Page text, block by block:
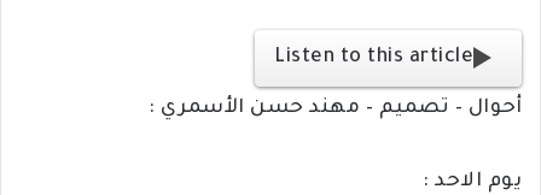
ل
ر
Listen to this article
أحوال – تصميم – مهند حسن الأسمري :
يوم الاحد :